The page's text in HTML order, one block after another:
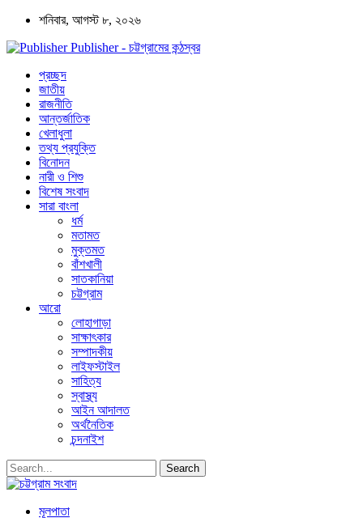
শনিবার, আগস্ট ৮, ২০২৬
Publisher - চট্টগ্রামের কন্ঠস্বর
প্রচ্ছদ
জাতীয়
রাজনীতি
আন্তর্জাতিক
খেলাধুলা
তথ্য প্রযুক্তি
বিনোদন
নারী ও শিশু
বিশেষ সংবাদ
সারা বাংলা
ধর্ম
মতামত
মুক্তমত
বাঁশখালী
সাতকানিয়া
চট্টগ্রাম
আরো
লোহাগাড়া
সাক্ষাৎকার
সম্পাদকীয়
লাইফস্টাইল
সাহিত্য
স্বাস্থ্য
আইন আদালত
অর্থনৈতিক
চন্দনাইশ
মূলপাতা